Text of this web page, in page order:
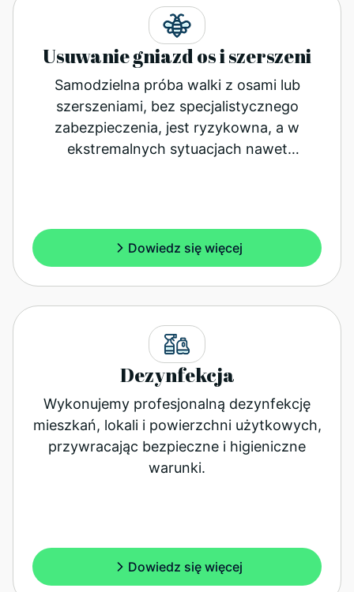
Usuwanie gniazd os i szerszeni
Samodzielna próba walki z osami lub
szerszeniami, bez specjalistycznego
zabezpieczenia, jest ryzykowna, a w
ekstremalnych sytuacjach nawet
Dowiedz się więcej
Dezynfekcja
Wykonujemy profesjonalną dezynfekcję
mieszkań, lokali i powierzchni użytkowych,
przywracając bezpieczne i higieniczne
warunki.
Dowiedz się więcej